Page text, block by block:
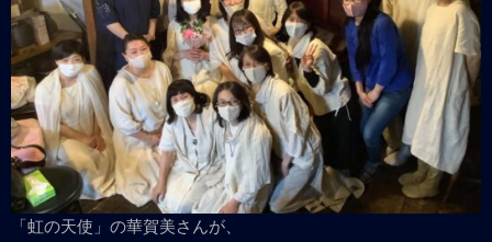
「虹の天使」の華賀美さんが、